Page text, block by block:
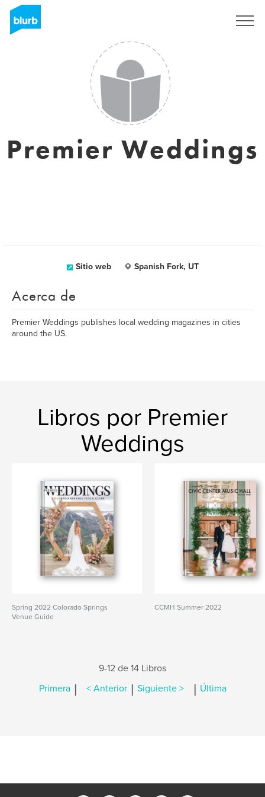
Premier Weddings
Sitio web Spanish Fork, UT
Acerca de
Premier Weddings publishes local wedding magazines in cities
around the US.
Libros por Premier
Weddings
Spring 2022 Colorado Springs
Venue Guide
CCMH Summer 2022
9-12 de 14 Libros
Primera | < Anterior | Siguiente > | Última